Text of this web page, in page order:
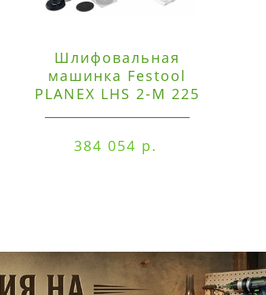
Шлифовальная
машинка Festool
PLANEX LHS 2-M 225
384 054 р.